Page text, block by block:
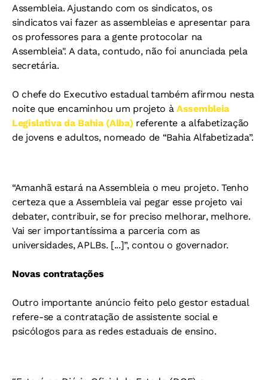
Assembleia. Ajustando com os sindicatos, os
sindicatos vai fazer as assembleias e apresentar para
os professores para a gente protocolar na
Assembleia". A data, contudo, não foi anunciada pela
secretária.
O chefe do Executivo estadual também afirmou nesta
noite que encaminhou um projeto àAssembleia
Legislativa da Bahia (Alba)referente a alfabetização
de jovens e adultos, nomeado de “Bahia Alfabetizada”.
“Amanhã estará na Assembleia o meu projeto. Tenho
certeza que a Assembleia vai pegar esse projeto vai
debater, contribuir, se for preciso melhorar, melhore.
Vai ser importantíssima a parceria com as
universidades, APLBs. [...]”, contou o governador.
Novas contratações
Outro importante anúncio feito pelo gestor estadual
refere-se a contratação de assistente social e
psicólogos para as redes estaduais de ensino.